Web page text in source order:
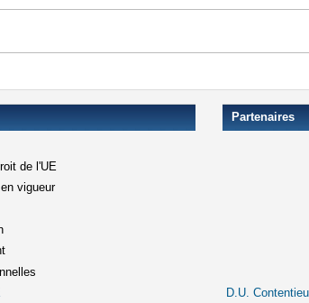
de l'UE
vigueur
Partenaires
D.U.